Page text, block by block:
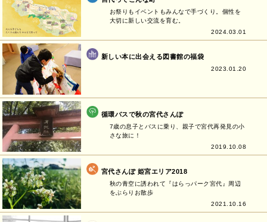
お祭りもイベントもみんなで手づくり。個性を
大切に新しい交流を育む。
2024.03.01
新しい本に出会える図書館の福袋
2023.01.20
循環バスで秋の宮代さんぽ
7歳の息子とバスに乗り、親子で宮代再発見の小
さな旅に！
2019.10.08
宮代さんぽ 姫宮エリア2018
秋の青空に誘われて『はらっパーク宮代』周辺
をぶらりお散歩
2021.10.16